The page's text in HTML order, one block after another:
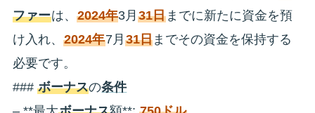
ファーは、 2024年3月31日までに新たに資金を預
け入れ、 2024年7月 31日までその資金を保持する
必要です。
### ボーナスの条件